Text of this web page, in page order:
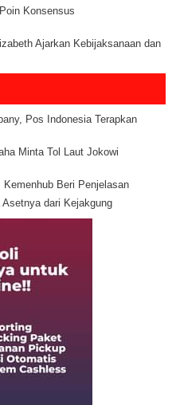
Konsensus
Ajarkan Kebijaksanaan dan
Pos Indonesia Terapkan
Minta Tol Laut Jokowi
Beri Penjelasan
dari Kejakgung